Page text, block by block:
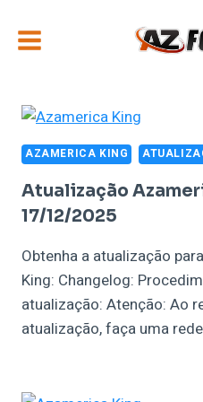
para
AZAMERICA KING
Atualização
17/12/2025
Obtenha a atualização
King: Changelog:
atualização: Atenção: Ao
atualização, faça uma